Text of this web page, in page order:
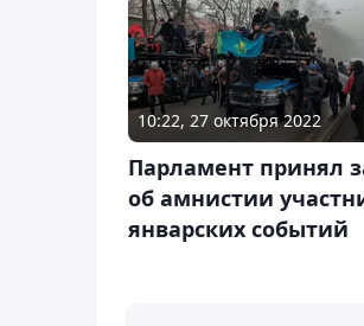
10:22, 27 октября 2022
Парламент принял
об амнистии
январских событий